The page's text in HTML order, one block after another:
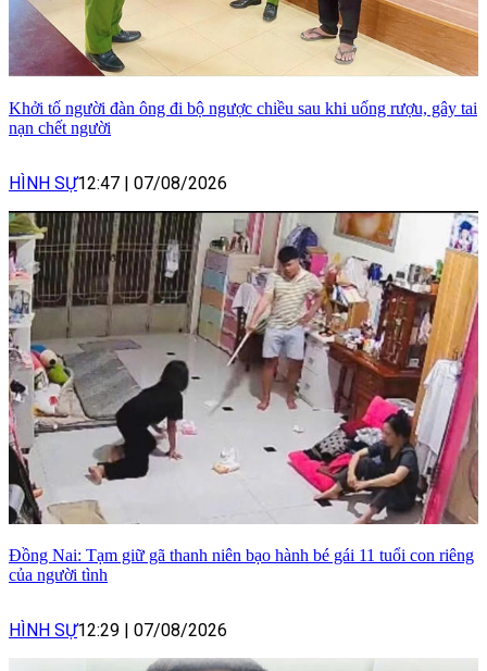
Khởi tố người đàn ông đi bộ ngược chiều sau khi uống rượu, gây tai
nạn chết người
HÌNH SỰ12:47 | 07/08/2026
Đồng Nai: Tạm giữ gã thanh niên bạo hành bé gái 11 tuổi con riêng
của người tình
HÌNH SỰ12:29 | 07/08/2026